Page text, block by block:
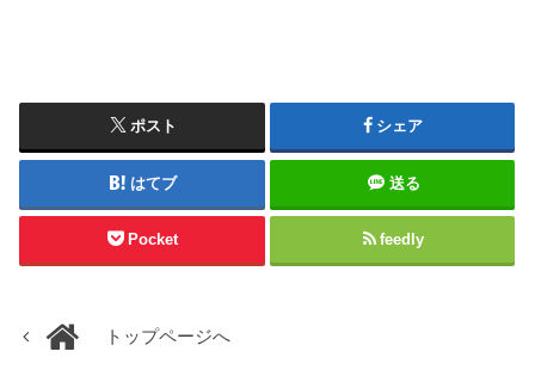
ポスト シェア
はてブ 送る
Pocket feedly
トップページへ